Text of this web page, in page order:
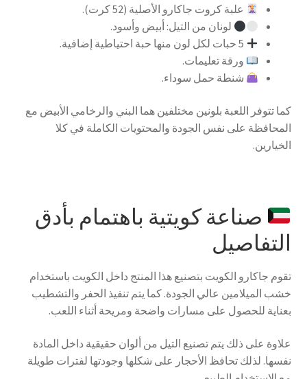
علبة كروت جاكارو الأصلية (52 كرت).
لونان من التيل: أبيض وأسود.
ورقة تعليمات.
شنطة حمل سوداء.
كما تتوفر اللعبة بلونين مختلفين هما البني والرخامي الأبيض مع
المحافظة على نفس الجودة والمحتويات الكاملة في كلا
الخيارين.
صناعة كويتية باهتمام بأدق
التفاصيل
تقوم جاكارو الكويت بتصنيع هذا المنتج داخل الكويت باستخدام
خشب الميلامين عالي الجودة. كما يتم تنفيذ الحفر والتشطيب
بعناية للحصول على مسارات واضحة ومريحة أثناء اللعب.
علاوة على ذلك يتم تصنيع التيل من ألوان حقيقية داخل المادة
نفسها. لذلك تحافظ الأحجار على شكلها وجودتها لفترات طويلة